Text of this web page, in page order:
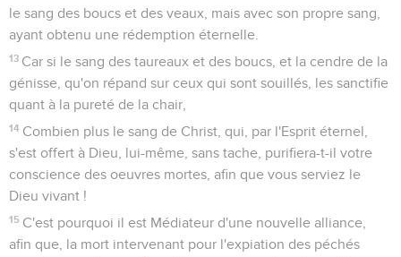
le sang des boucs et des veaux, mais avec son propre sang,
ayant obtenu une rédemption éternelle.
13 Car si le sang des taureaux et des boucs, et la cendre de la
génisse, qu'on répand sur ceux qui sont souillés, les sanctifie
quant à la pureté de la chair,
14 Combien plus le sang de Christ, qui, par l'Esprit éternel,
s'est offert à Dieu, lui-même, sans tache, purifiera-t-il votre
conscience des oeuvres mortes, afin que vous serviez le
Dieu vivant !
15 C'est pourquoi il est Médiateur d'une nouvelle alliance,
afin que, la mort intervenant pour l'expiation des péchés